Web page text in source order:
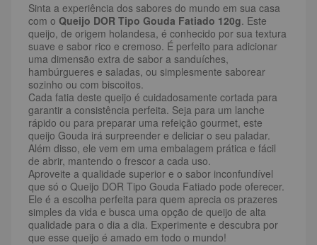
Sinta a experiência dos sabores do mundo em sua casa
com o Queijo DOR Tipo Gouda Fatiado 120g. Este
queijo, de origem holandesa, é conhecido por sua textura
suave e sabor rico e cremoso. É perfeito para adicionar
uma dimensão extra de sabor a sanduíches,
hambúrgueres e saladas, ou simplesmente saborear
sozinho ou com biscoitos.
Cada fatia deste queijo é cuidadosamente cortada para
garantir a consistência perfeita. Seja para um lanche
rápido ou para preparar uma refeição gourmet, este
queijo Gouda irá surpreender e deliciar o seu paladar.
Além disso, ele vem em uma embalagem prática e fácil
de abrir, mantendo o frescor a cada uso.
Aproveite a qualidade superior e o sabor inconfundível
que só o Queijo DOR Tipo Gouda Fatiado pode oferecer.
Ele é a escolha perfeita para quem aprecia os prazeres
simples da vida e busca uma opção de queijo de alta
qualidade para o dia a dia. Experimente e descubra por
que esse queijo é amado em todo o mundo!